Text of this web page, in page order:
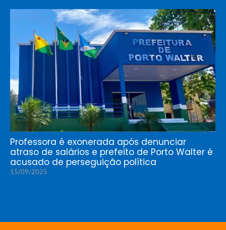
Professora é exonerada após denunciar
atraso de salários e prefeito de Porto Walter é
acusado de perseguição política
15/09/2025